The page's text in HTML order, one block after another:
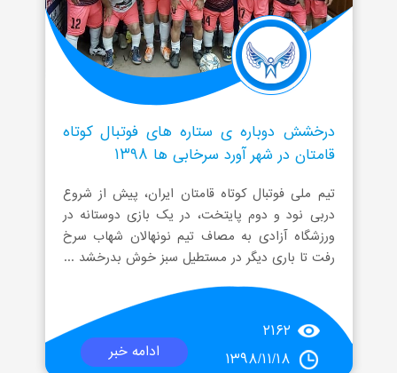
درخشش دوباره ی ستاره های فوتبال کوتاه
قامتان در شهر آورد سرخابی ها ۱۳۹۸
تیم ملی فوتبال کوتاه قامتان ایران، پیش از شروع
دربی نود و دوم پایتخت، در یک بازی دوستانه در
ورزشگاه آزادی به مصاف تیم نونهالان شهاب سرخ
رفت تا باری دیگر در مستطیل سبز خوش بدرخشد ...
ادامه خبر
۲۱۶۲
۱۳۹۸/۱۱/۱۸